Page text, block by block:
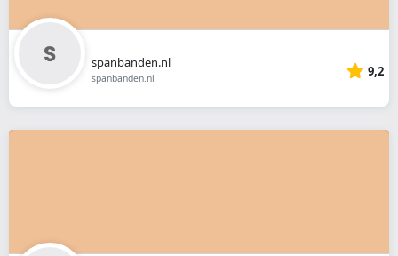
spanbanden.nl
spanbanden.nl 9,2